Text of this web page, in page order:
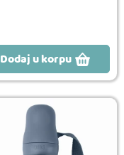
Dodaj u korpu